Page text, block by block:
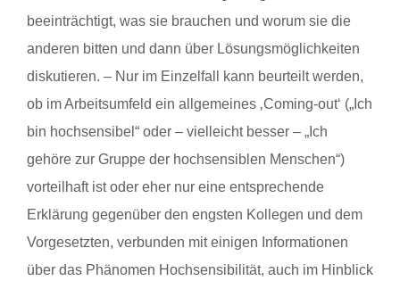
beeinträchtigt, was sie brauchen und worum sie die
anderen bitten und dann über Lösungsmöglichkeiten
diskutieren. – Nur im Einzelfall kann beurteilt werden,
ob im Arbeitsumfeld ein allgemeines ‚Coming-out‘ („Ich
bin hochsensibel“ oder – vielleicht besser – „Ich
gehöre zur Gruppe der hochsensiblen Menschen“)
vorteilhaft ist oder eher nur eine entsprechende
Erklärung gegenüber den engsten Kollegen und dem
Vorgesetzten, verbunden mit einigen Informationen
über das Phänomen Hochsensibilität, auch im Hinblick